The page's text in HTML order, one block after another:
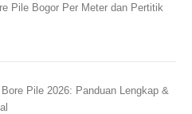
Pile Bogor Per Meter dan Pertitik
Pile 2026: Panduan Lengkap &